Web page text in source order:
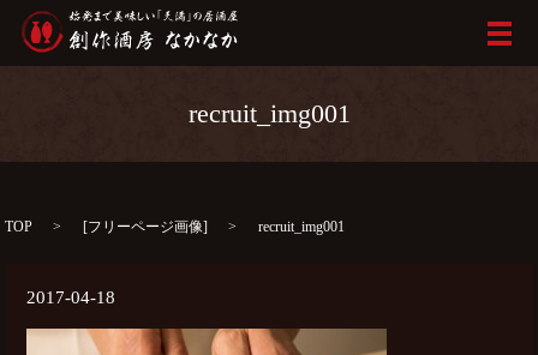
メ
recruit_img001
TOP [フリーページ画像] recruit_img001
2017-04-18